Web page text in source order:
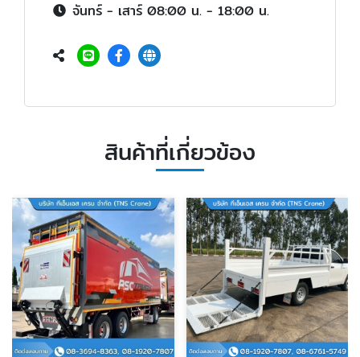
จันทร์ - เสาร์ 08:00 น. - 18:00 น.
สินค้าที่เกี่ยวข้อง